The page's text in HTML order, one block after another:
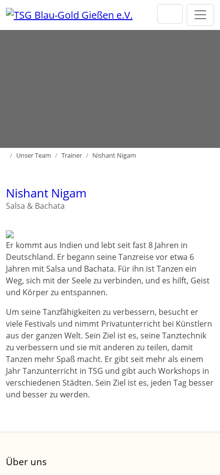
Direkt zur Hauptnavigation springen
Direkt zum Inhalt springen
HomeUnser Team Trainer Nishant Nigam
Nishant Nigam
Salsa & Bachata
Er kommt aus Indien und lebt seit fast 8 Jahren in
Deutschland. Er begann seine Tanzreise vor etwa 6
Jahren mit Salsa und Bachata. Für ihn ist Tanzen ein
Weg, sich mit der Seele zu verbinden, und es hilft, Geist
und Körper zu entspannen.
Um seine Tanzfähigkeiten zu verbessern, besucht er
viele Festivals und nimmt Privatunterricht bei Künstlern
aus der ganzen Welt. Sein Ziel ist es, seine Tanztechnik
zu verbessern und sie mit anderen zu teilen, damit
Tanzen mehr Spaß macht. Er gibt seit mehr als einem
Jahr Tanzunterricht in TSG und gibt auch Workshops in
verschiedenen Städten. Sein Ziel ist es, jeden Tag besser
und besser zu werden.
Über uns